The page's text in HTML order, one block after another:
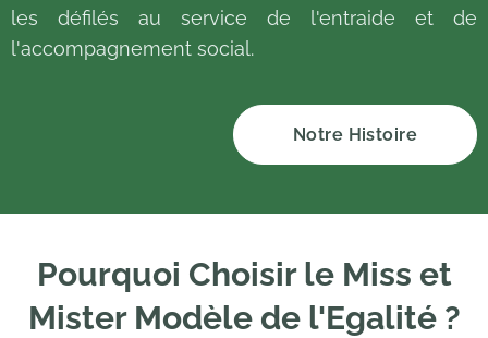
les défilés au service de l'entraide et de
l'accompagnement social.
Notre Histoire
Pourquoi Choisir le Miss et
Mister Modèle de l'Egalité ?